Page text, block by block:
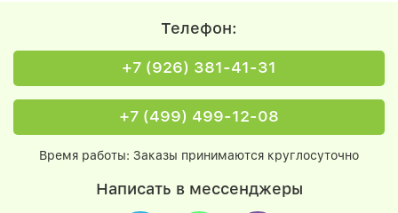
Телефон:
+7 (926) 381-41-31
+7 (499) 499-12-08
Время работы: Заказы принимаются круглосуточно
Написать в мессенджеры